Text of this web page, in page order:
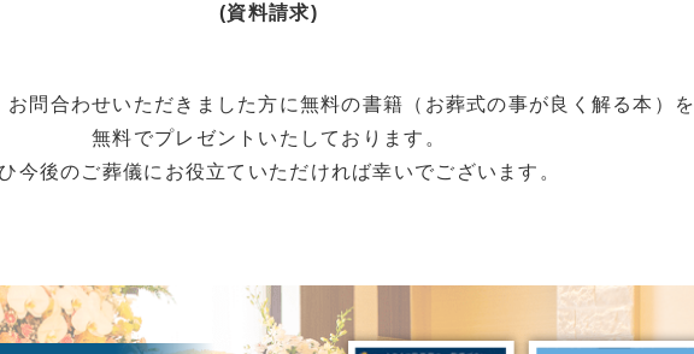
(資料請求)
お問合わせいただきました方に無料の書籍（お葬式の事が良く解る本）を
無料でプレゼントいたしております。
今後のご葬儀にお役立ていただければ幸いでございます。